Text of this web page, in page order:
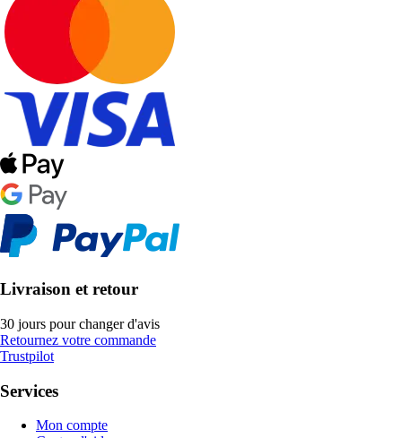
Livraison et retour
30 jours pour changer d'avis
Retournez votre commande
Trustpilot
Services
Mon compte